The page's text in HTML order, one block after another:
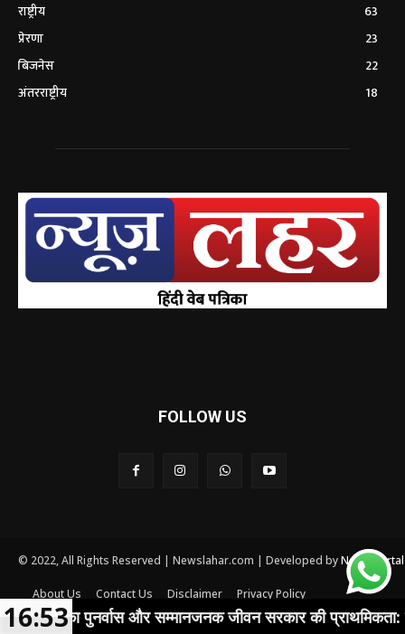
राष्ट्रीय
63
प्रेरणा
23
बिजनेस
22
अंतरराष्ट्रीय
18
FOLLOW US
© 2022, All Rights Reserved | Newslahar.com | Developed byNews
About Us Contact Us Disclaimer
Privacy Policy
Terms and conditions
का पुनर्वास और सम्मानजनक जीवन सरकार की प्राथमिकता: मुख्यमंत्री
16:53